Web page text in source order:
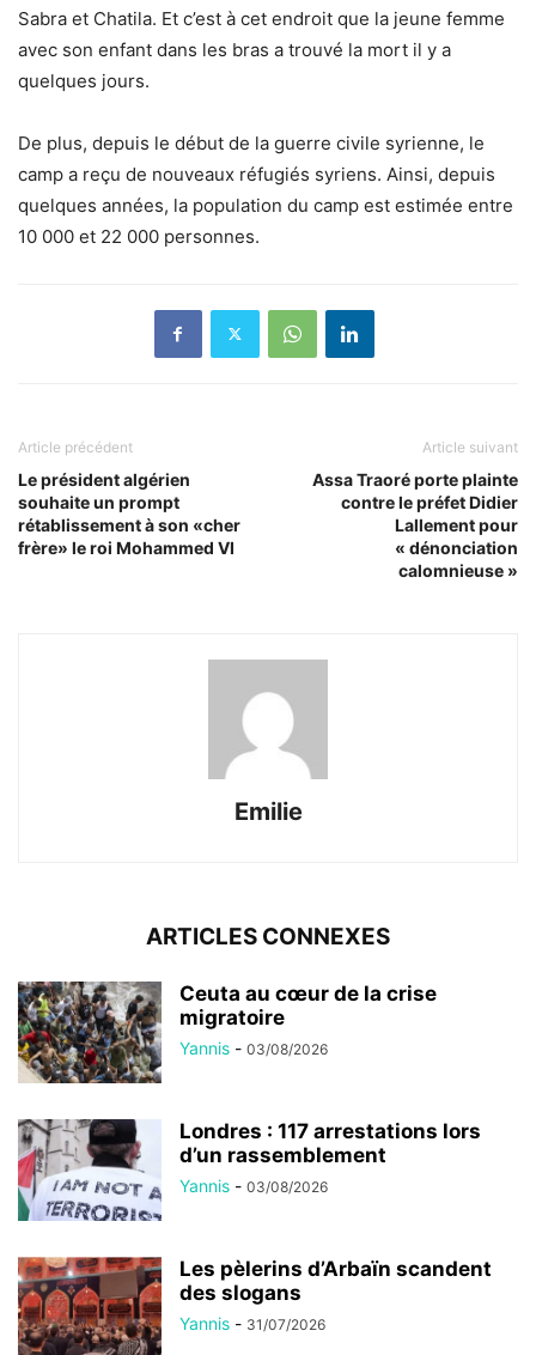
Sabra et Chatila. Et c’est à cet endroit que la jeune femme
avec son enfant dans les bras a trouvé la mort il y a
quelques jours.
De plus, depuis le début de la guerre civile syrienne, le
camp a reçu de nouveaux réfugiés syriens. Ainsi, depuis
quelques années, la population du camp est estimée entre
10 000 et 22 000 personnes.
Article précédent
Le président algérien
souhaite un prompt
rétablissement à son «cher
frère» le roi Mohammed VI
Article suivant
Assa Traoré porte plainte
contre le préfet Didier
Lallement pour
« dénonciation
calomnieuse »
Emilie
ARTICLES CONNEXES
Ceuta au cœur de la crise
migratoire
Yannis - 03/08/2026
Londres : 117 arrestations lors
d’un rassemblement
Yannis - 03/08/2026
Les pèlerins d’Arbaïn scandent
des slogans
Yannis - 31/07/2026